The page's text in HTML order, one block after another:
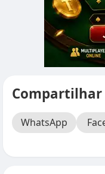
Compartilhar
WhatsApp